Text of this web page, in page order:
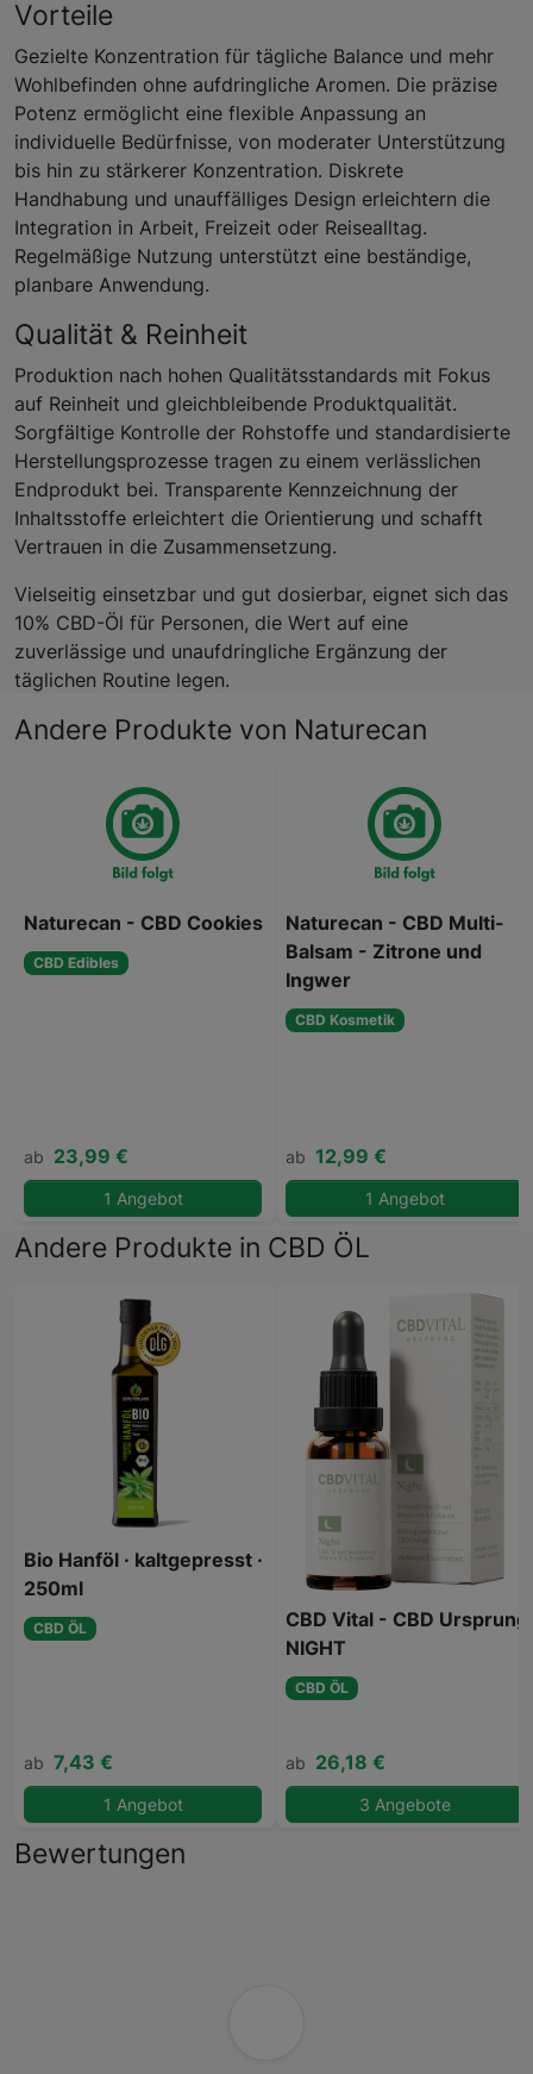
Vorteile
Gezielte Konzentration für tägliche Balance und mehr
Wohlbefinden ohne aufdringliche Aromen. Die präzise
Potenz ermöglicht eine flexible Anpassung an
individuelle Bedürfnisse, von moderater Unterstützung
bis hin zu stärkerer Konzentration. Diskrete
Handhabung und unauffälliges Design erleichtern die
Integration in Arbeit, Freizeit oder Reisealltag.
Regelmäßige Nutzung unterstützt eine beständige,
planbare Anwendung.
Qualität & Reinheit
Produktion nach hohen Qualitätsstandards mit Fokus
auf Reinheit und gleichbleibende Produktqualität.
Sorgfältige Kontrolle der Rohstoffe und standardisierte
Herstellungsprozesse tragen zu einem verlässlichen
Endprodukt bei. Transparente Kennzeichnung der
Inhaltsstoffe erleichtert die Orientierung und schafft
Vertrauen in die Zusammensetzung.
Vielseitig einsetzbar und gut dosierbar, eignet sich das
10% CBD-Öl für Personen, die Wert auf eine
zuverlässige und unaufdringliche Ergänzung der
täglichen Routine legen.
Andere Produkte von Naturecan
Naturecan - CBD Cookies
CBD Edibles
ab 23,99 €
1 Angebot
Naturecan - CBD Multi-
Balsam - Zitrone und
Ingwer
CBD Kosmetik
ab 12,99 €
1 Angebot
Andere Produkte in CBD ÖL
Bio Hanföl · kaltgepresst ·
250ml
CBD ÖL
ab 7,43 €
1 Angebot
CBD Vital - CBD Ursprung
NIGHT
CBD ÖL
ab 26,18 €
3 Angebote
Bewertungen